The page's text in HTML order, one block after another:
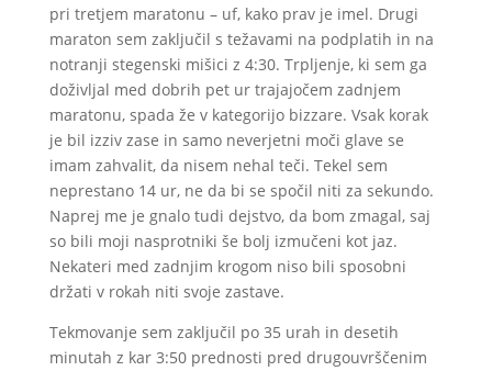
pri tretjem maratonu – uf, kako prav je imel. Drugi
maraton sem zaključil s težavami na podplatih in na
notranji stegenski mišici z 4:30. Trpljenje, ki sem ga
doživljal med dobrih pet ur trajajočem zadnjem
maratonu, spada že v kategorijo bizzare. Vsak korak
je bil izziv zase in samo neverjetni moči glave se
imam zahvalit, da nisem nehal teči. Tekel sem
neprestano 14 ur, ne da bi se spočil niti za sekundo.
Naprej me je gnalo tudi dejstvo, da bom zmagal, saj
so bili moji nasprotniki še bolj izmučeni kot jaz.
Nekateri med zadnjim krogom niso bili sposobni
držati v rokah niti svoje zastave.
Tekmovanje sem zaključil po 35 urah in desetih
minutah z kar 3:50 prednosti pred drugouvrščenim